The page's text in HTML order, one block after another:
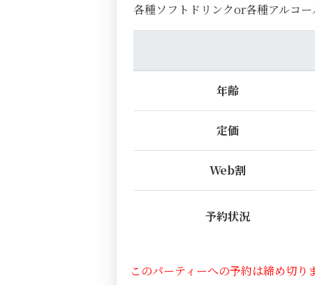
各種ソフトドリンクor各種アルコー
年齢
定価
Web割
予約状況
このパーティーへの予約は締め切り